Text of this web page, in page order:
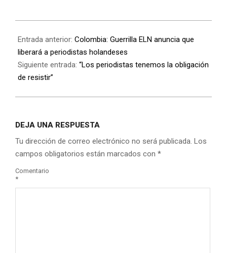
Entrada anterior: Colombia: Guerrilla ELN anuncia que
liberará a periodistas holandeses
Siguiente entrada: “Los periodistas tenemos la obligación
de resistir”
DEJA UNA RESPUESTA
Tu dirección de correo electrónico no será publicada. Los
campos obligatorios están marcados con *
Comentario
*